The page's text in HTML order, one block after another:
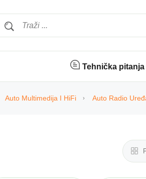
Tehnička pitanja
Auto Multimedija I HiFi Auto Radio